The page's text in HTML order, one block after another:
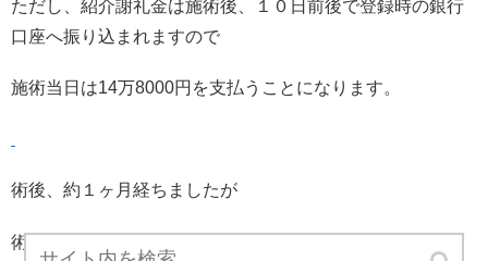
ただし、紹介謝礼金は施術後、１０日前後で登録時の銀行
口座へ振り込まれますので
施術当日は14万8000円を支払うことになります。
術後、約１ヶ月経ちましたが
術後翌日〜２週間前後までは、乾燥しますし、目がごろご